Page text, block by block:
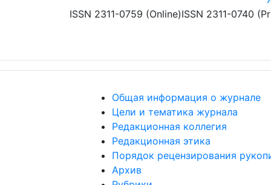
ISSN 2311-0759 (Online)ISSN 2311-0740
Общая информация о журнале
Цели и тематика журнала
Редакционная коллегия
Редакционная этика
Порядок рецензирования
Архив